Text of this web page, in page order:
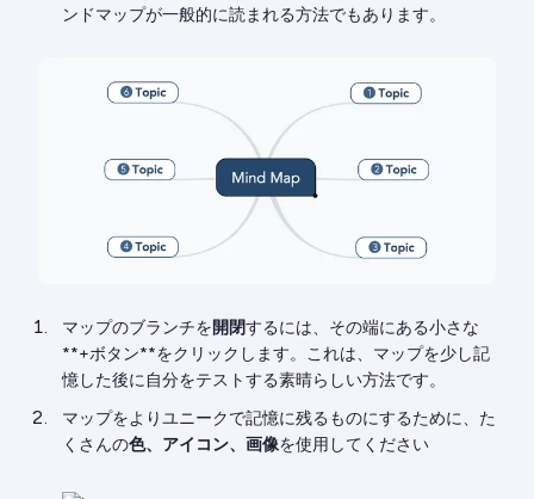
ンドマップが一般的に読まれる方法でもあります。
マップのブランチを開閉するには、その端にある小さな
**+ボタン**をクリックします。これは、マップを少し記
憶した後に自分をテストする素晴らしい方法です。
マップをよりユニークで記憶に残るものにするために、た
くさんの色、アイコン、画像を使用してください